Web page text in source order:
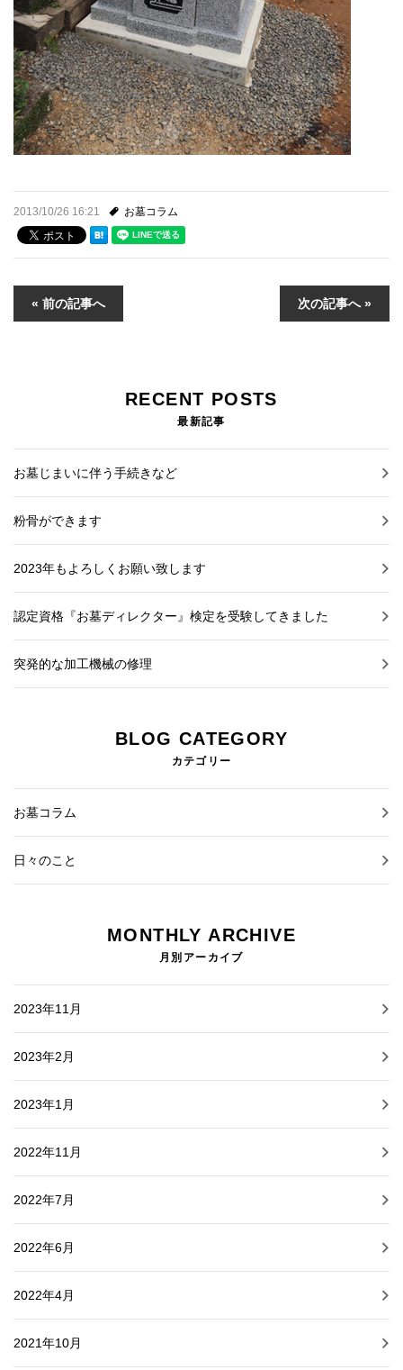
2013/10/26 16:21 お墓コラム
« 前の記事へ 次の記事へ »
RECENT POSTS
最新記事
お墓じまいに伴う手続きなど
粉骨ができます
2023年もよろしくお願い致します
認定資格『お墓ディレクター』検定を受験してきました
突発的な加工機械の修理
BLOG CATEGORY
カテゴリー
お墓コラム
日々のこと
MONTHLY ARCHIVE
月別アーカイブ
2023年11月
2023年2月
2023年1月
2022年11月
2022年7月
2022年6月
2022年4月
2021年10月